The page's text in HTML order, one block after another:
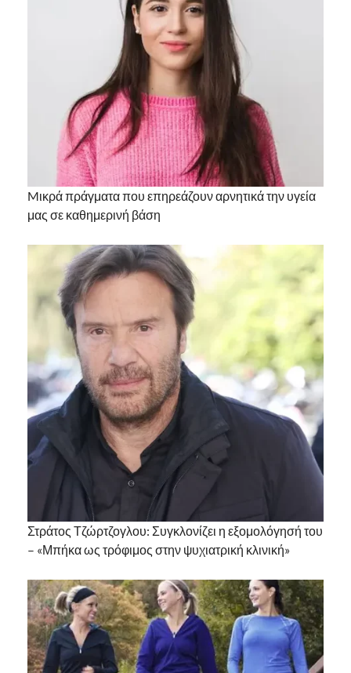
Mικρά πράγματα που επηρεάζουν αρνητικά την υγεία
μας σε καθημερινή βάση
Στράτος Τζώρτζογλου: Συγκλονίζει η εξομολόγησή του
– «Μπήκα ως τρόφιμος στην ψυχιατρική κλινική»